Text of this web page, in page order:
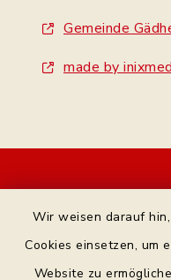
Wir weisen darauf
Cookies einsetzen, um
Website zu
Gemeinde
made by